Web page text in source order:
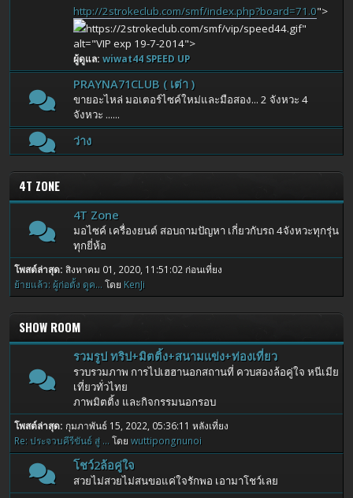
http://2strokeclub.com/smf/index.php?board=71.0">
https://2strokeclub.com/smf/vip/speed44.gif"
alt="VIP exp 19-7-2014">
ผู้ดูแล: wiwat44 SPEED UP
PRAYNA71CLUB ( เต่า )
ขายอะไหล่ มอเตอร์ไซค์ใหม่และมือสอง... 2 จังหวะ 4
จังหวะ ......
ว่าง
4T ZONE
4T Zone
มอไซค์ เครื่องยนต์ สอบถามปัญหา เกี่ยวกับรถ 4จังหวะทุกรุ่น
ทุกยี่ห้อ
โพสต์ล่าสุด: สิงหาคม 01, 2020, 11:51:02 ก่อนเที่ยง
ย้ายแล้ว: ผู้ก่อตั้ง ดูค... โดย KenJi
SHOW ROOM
รวมรูป ทริป+มิตติ้ง+สนามแข่ง+ท่องเที่ยว
รวบรวมภาพ การไปเฮฮานอกสถานที่ ควบสองล้อคู่ใจ หนีเมีย
เที่ยวทั่วไทย
ภาพมิตติ้ง และกิจกรรมนอกรอบ
โพสต์ล่าสุด: กุมภาพันธ์ 15, 2022, 05:36:11 หลังเที่ยง
Re: ประจวบคีรีขันธ์ สู่ ... โดย wuttipongnunoi
โชว์2ล้อคู่ใจ
สวยไม่สวยไม่สนขอแค่ใจรักพอ เอามาโชว์เลย